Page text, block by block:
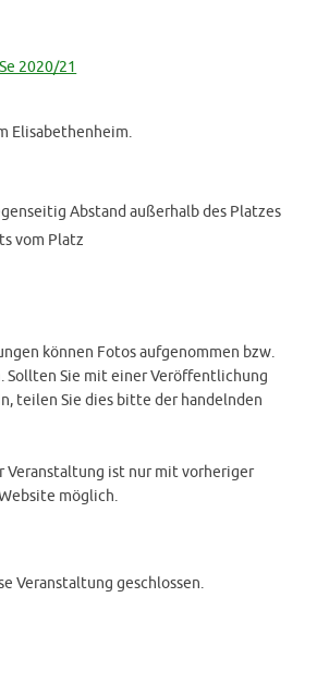
2020/21
Elisabethenheim.
Abstand außerhalb des Platzes
vom Platz
können Fotos aufgenommen bzw.
Sollten Sie mit einer Veröffentlichung
teilen Sie dies bitte der handelnden
Veranstaltung ist nur mit vorheriger
möglich.
Veranstaltung geschlossen.